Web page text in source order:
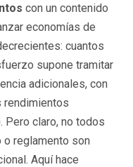
con un contenido
economías de
cuantos
supone tramitar
adicionales, con
rendimientos
Pero claro, no todos
reglamento son
Aquí hace